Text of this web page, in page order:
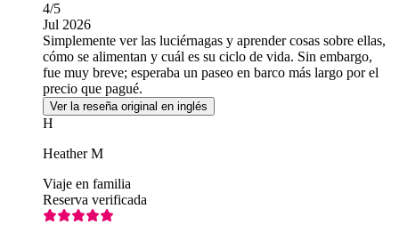
4/5
Jul 2026
Simplemente ver las luciérnagas y aprender cosas sobre ellas,
cómo se alimentan y cuál es su ciclo de vida. Sin embargo,
fue muy breve; esperaba un paseo en barco más largo por el
precio que pagué.
Ver la reseña original en inglés
H
Heather M
Viaje en familia
Reserva verificada